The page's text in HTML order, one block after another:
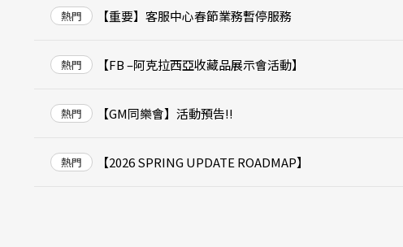
熱門 【重要】客服中心春節業務暫停服務
熱門 【FB –阿克拉西亞收藏品展示會活動】
熱門 【GM同樂會】活動預告!!
熱門 【2026 SPRING UPDATE ROADMAP】